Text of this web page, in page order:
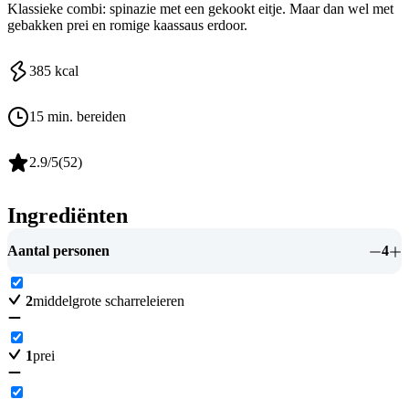
Klassieke combi: spinazie met een gekookt eitje. Maar dan wel met
gebakken prei en romige kaassaus erdoor.
385 kcal
15 min. bereiden
2.9/5(52)
Ingrediënten
Aantal personen 4
2middelgrote scharreleieren
1prei